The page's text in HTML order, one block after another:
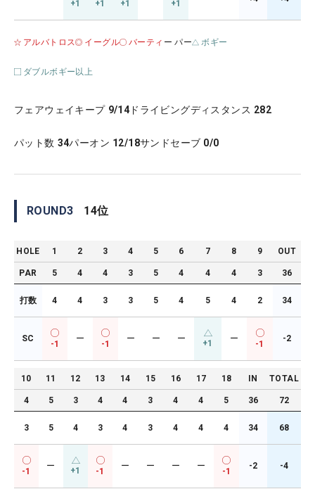
+1 +1 +1 +1
アルバトロス イーグル バーティ ー パー ボギー
ダブルボギー以上
フェアウェイキープ 9/14 ドライビングディスタンス 282
パット数 34パーオン 12/18サンドセーブ 0/0
ROUND3 14位
HOLE 1 2 3 4 5 6 7 8 9 OUT
PAR 5 4 4 3 5 4 4 4 3 36
打数 4 4 3 3 5 4 5 4 2 34
SC
-1
ー
-1
ー ー ー +1 ー
-1
-2
10 11 12 13 14 15 16 17 18 IN TOTAL
4 5 3 4 4 3 4 4 5 36 72
3 5 4 3 4 3 4 4 4 34 68
-1
ー +1 -1
ー ー ー ー
-1
-2 -4